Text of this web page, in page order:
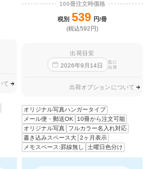
て
100冊注文時価格
税別 539 円/冊
(税込592円)
出荷目安
2026年9 月14日
迄に
出荷
出荷オプションについて
オリジナル写真ハンガータイプ
メール便・郵送OK 10冊から注文可能
オリジナル写真
フルカラー名入れ対応
書き込みスペース大 2ヶ月表示
メモスペース:罫線無し
土曜日色分け